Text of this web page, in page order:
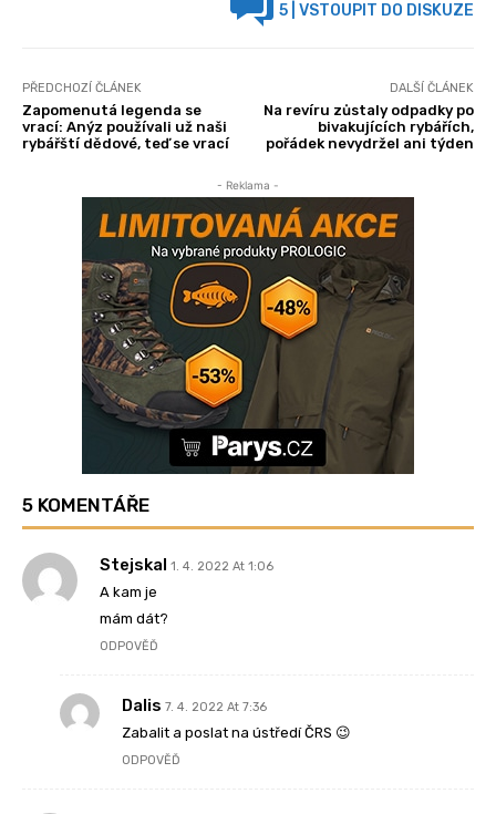
5 | VSTOUPIT DO DISKUZE
PŘEDCHOZÍ ČLÁNEK
Zapomenutá legenda se
vrací: Anýz používali už naši
rybářští dědové, teď se vrací
DALŠÍ ČLÁNEK
Na revíru zůstaly odpadky po
bivakujících rybářích,
pořádek nevydržel ani týden
- Reklama -
5 KOMENTÁŘE
Stejskal 1. 4. 2022 At 1:06
A kam je
mám dát?
ODPOVĚĎ
Dalis 7. 4. 2022 At 7:36
Zabalit a poslat na ústředí ČRS 😉
ODPOVĚĎ